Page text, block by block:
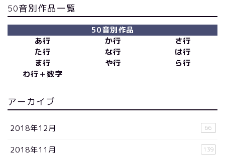
50音別作品一覧
50音別作品
あ行
か行
さ行
た行
な行
は行
ま行
や行
ら行
わ行＋数字
アーカイブ
2018年12月 66
2018年11月 139